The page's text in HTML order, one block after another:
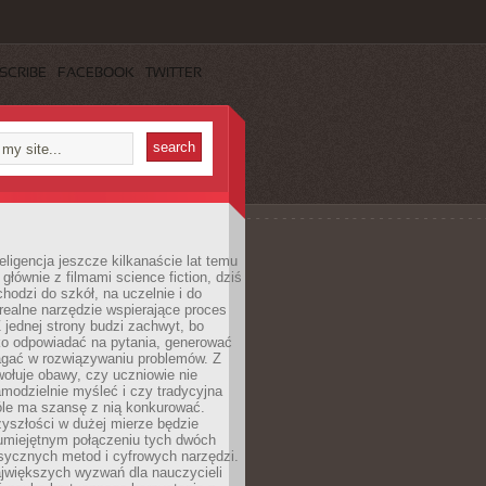
FACEBOOK TWITTER
jeszcze kilkanaście lat temu
głównie z filmami science fiction, dziś
do szkół, na uczelnie i do
narzędzie wspierające proces
jednej strony budzi zachwyt, bo
odpowiadać na pytania, generować
w rozwiązywaniu problemów. Z
obawy, czy uczniowie nie
myśleć i czy tradycyjna
ma szansę z nią konkurować.
w dużej mierze będzie
połączeniu tych dwóch
metod i cyfrowych narzędzi.
wyzwań dla nauczycieli